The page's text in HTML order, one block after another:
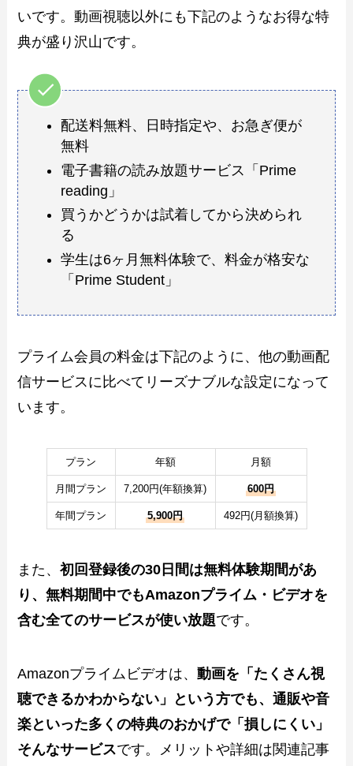
いです。動画視聴以外にも下記のようなお得な特
典が盛り沢山です。
配送料無料、日時指定や、お急ぎ便が
無料
電子書籍の読み放題サービス「Prime
reading」
買うかどうかは試着してから決められ
る
学生は6ヶ月無料体験で、料金が格安な
「Prime Student」
プライム会員の料金は下記のように、他の動画配
信サービスに比べてリーズナブルな設定になって
います。
プラン 年額 月額
月間プラン 7,200円(年額換算) 600円
年間プラン 5,900円 492円(月額換算)
また、初回登録後の30日間は無料体験期間があ
り、無料期間中でもAmazonプライム・ビデオを
含む全てのサービスが使い放題です。
Amazonプライムビデオは、動画を「たくさん視
聴できるかわからない」という方でも、通販や音
楽といった多くの特典のおかげで「損しにくい」
そんなサービスです。メリットや詳細は関連記事